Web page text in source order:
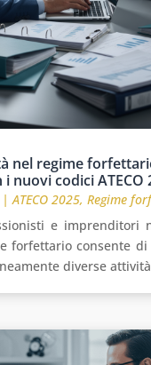
nel regime
nuovi codici ATECO
ATECO 2025, Regime
e imprenditori
forfettario consente di
diverse